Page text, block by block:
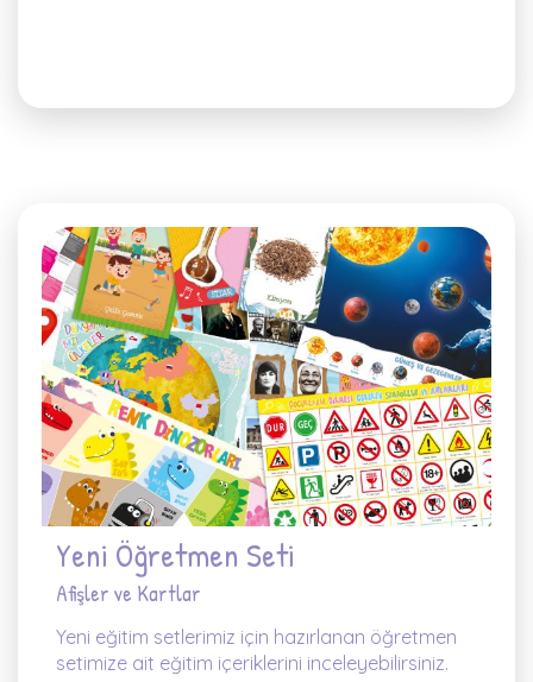
Yeni Öğretmen Seti
Afişler ve Kartlar
Yeni eğitim setlerimiz için hazırlanan öğretmen
setimize ait eğitim içeriklerini inceleyebilirsiniz.